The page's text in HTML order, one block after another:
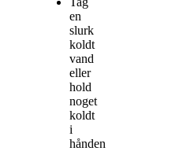
en
slurk
koldt
vand
eller
hold
noget
koldt
i
hånden